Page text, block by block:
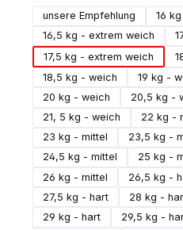
unsere Empfehlung
16
16,5 kg - extrem weich
17,5 kg - extrem weich
18,5 kg - weich
19 kg -
20 kg - weich
20,5 kg -
21, 5 kg - weich
22 kg -
23 kg - mittel
23,5 kg -
24,5 kg - mittel
25 kg -
26 kg - mittel
26,5 kg -
27,5 kg - hart
28 kg -
29 kg - hart
29,5 kg -